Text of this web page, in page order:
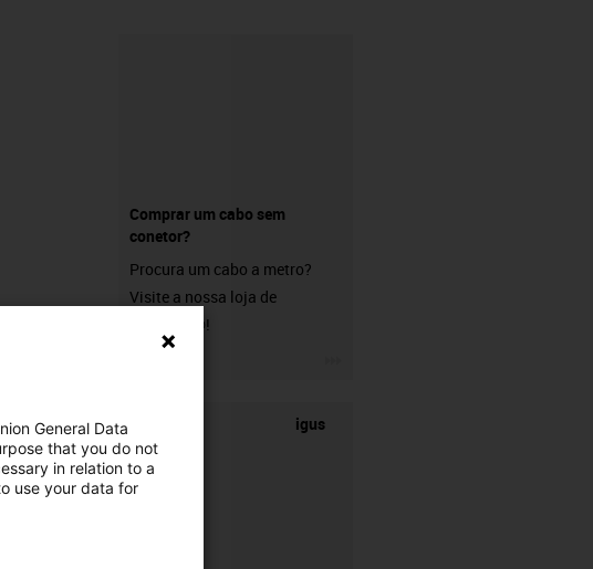
Comprar um cabo sem
conetor?
Procura um cabo a metro?
Visite a nossa loja de
chainflex®!
igus
General Data
that you do not
in relation to a
use your data for